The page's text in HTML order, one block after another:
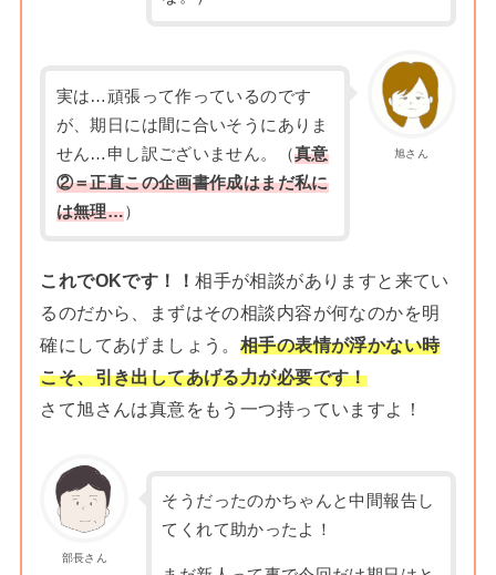
旭さん
実は…頑張って作っているのです
が、期日には間に合いそうにありま
せん…申し訳ございません。（真意
②＝正直この企画書作成はまだ私に
は無理…）
これでOKです！！ 相手が相談がありますと来てい
るのだから、まずはその相談内容が何なのかを明
確にしてあげましょう。 相手の表情が浮かない時
こそ、引き出してあげる力が必要です！
さて旭さんは真意をもう一つ持っていますよ！
部長さん
そうだったのかちゃんと中間報告し
てくれて助かったよ！